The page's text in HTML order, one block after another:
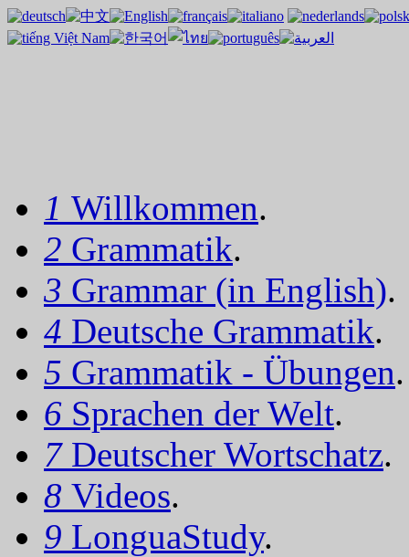
1 Willkommen.
2 Grammatik.
3 Grammar (in English).
4 Deutsche Grammatik.
5 Grammatik - Übungen.
6 Sprachen der Welt.
7 Deutscher Wortschatz.
8 Videos.
9 LonguaStudy.